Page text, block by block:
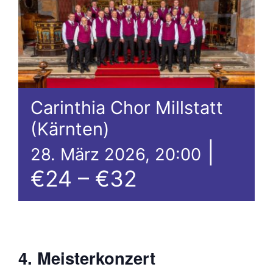
Spenden
Kontakt
Carinthia Chor Millstatt
(Kärnten)
28. März 2026, 20:00
€24 – €32
4. Meisterkonzert